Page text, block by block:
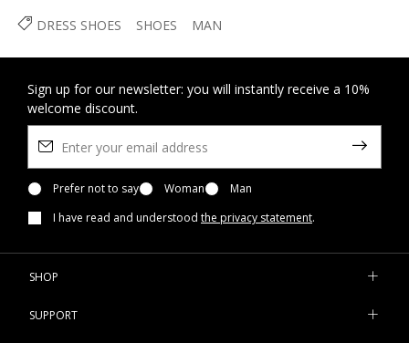
DRESS SHOES SHOES MAN
Sign up for our newsletter: you will instantly receive a 10%
welcome discount.
Prefer not to say Woman
Man
I have read and understood the privacy statement.
SHOP
SUPPORT